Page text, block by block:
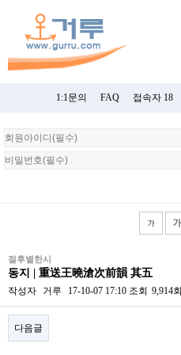
1:1문의 FAQ 접속자 18
회
원
로
절후별한시
동지 | 重送王曉滄次前韻 其五
작성자 거루 17-10-07 17:10 조회 9,914회
다음글